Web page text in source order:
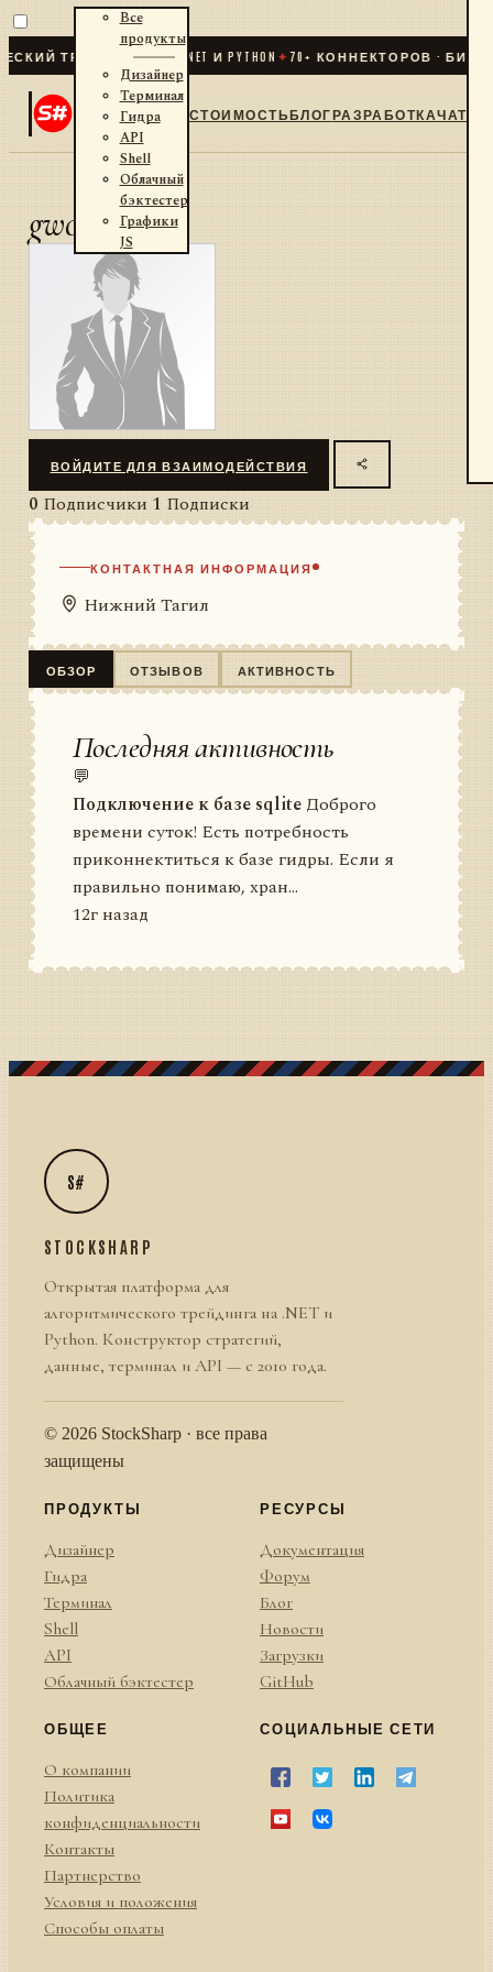
ТРЕЙДИНГ ДЛЯ .NET И PYTHON ✦70+ КОННЕКТОРОВ ·
Все
продукты
Дизайнер
Терминал
Гидра
API
Shell
Облачный
бэктестер
Графики
JS
СТОИМОСТЬБЛОГРАЗРАБОТКАЧАТ
gwozd
ВОЙДИТЕ ДЛЯ ВЗАИМОДЕЙСТВИЯ
0 Подписчики 1 Подписки
КОНТАКТНАЯ ИНФОРМАЦИЯ
Нижний Тагил
ОБЗОР ОТЗЫВОВ АКТИВНОСТЬ
Последняя активность
💬
Подключение к базе sqlite Доброго
времени суток! Есть потребность
приконнектиться к базе гидры. Если я
правильно понимаю, хран...
12г назад
S#
STOCKSHARP
Открытая платформа для
алгоритмического трейдинга на .NET и
Python. Конструктор стратегий,
данные, терминал и API — с 2010 года.
© 2026 StockSharp · все права
защищены
ПРОДУКТЫ
Дизайнер
Гидра
Терминал
Shell
API
Облачный бэктестер
РЕСУРСЫ
Документация
Форум
Блог
Новости
Загрузки
GitHub
ОБЩЕЕ
О компании
Политика
конфиденциальности
Контакты
Партнерство
Условия и положения
Способы оплаты
СОЦИАЛЬНЫЕ СЕТИ